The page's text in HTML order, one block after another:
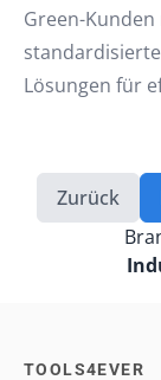
Green-
Lösungen für
Zurück
TOOLS4EVER